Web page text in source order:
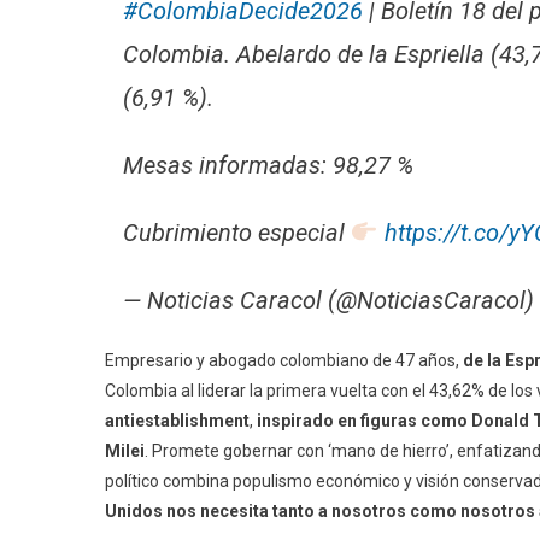
#ColombiaDecide2026 | Boletín 18 del
Colombia. Abelardo de la Espriella
(6,91 %).
Mesas informadas: 98,27 %
Cubrimiento especial https://t.co/
— Noticias Caracol (@NoticiasCaracol)
Empresario y abogado colombiano de 47 años, de la
Colombia al liderar la primera vuelta con el 43,62% de
antiestablishment, inspirado en figuras como Donald
Milei . Promete gobernar con ‘mano de hierro’,
político combina populismo económico y visión
Unidos nos necesita tanto a nosotros como nosotros